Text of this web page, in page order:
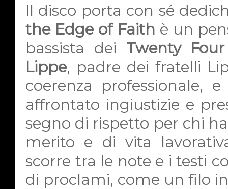
Il disco porta con sé
the Edge of Faith è un
bassista dei Twenty
Lippe, padre dei fratelli
coerenza professionale,
affrontato ingiustizie e
segno di rispetto per chi
merito e di vita
scorre tra le note e i testi
di proclami, come un filo